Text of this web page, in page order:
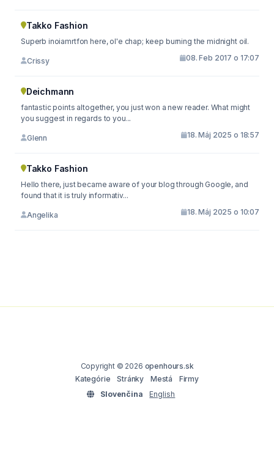
Takko Fashion
Superb inoiamrtfon here, ol'e chap; keep burning the midnight oil.
Crissy 08. Feb 2017 o 17:07
Deichmann
fantastic points altogether, you just won a new reader. What might
you suggest in regards to you...
Glenn 18. Máj 2025 o 18:57
Takko Fashion
Hello there, just became aware of your blog through Google, and
found that it is truly informativ...
Angelika 18. Máj 2025 o 10:07
Copyright © 2026 openhours.sk
Kategórie
Stránky Mestá
Firmy
Slovenčina
English